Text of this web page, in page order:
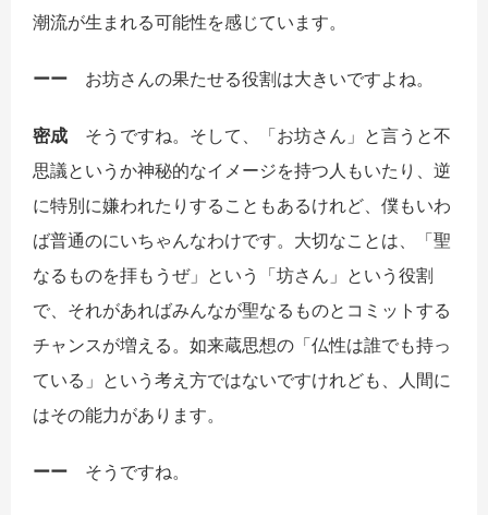
潮流が生まれる可能性を感じています。
ーー お坊さんの果たせる役割は大きいですよね。
密成 そうですね。そして、「お坊さん」と言うと不
思議というか神秘的なイメージを持つ人もいたり、逆
に特別に嫌われたりすることもあるけれど、僕もいわ
ば普通のにいちゃんなわけです。大切なことは、「聖
なるものを拝もうぜ」という「坊さん」という役割
で、それがあればみんなが聖なるものとコミットする
チャンスが増える。如来蔵思想の「仏性は誰でも持っ
ている」という考え方ではないですけれども、人間に
はその能力があります。
ーー そうですね。